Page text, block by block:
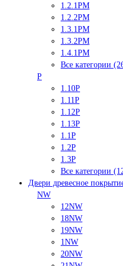
1.2.1PM
1.2.2PM
1.3.1PM
1.3.2PM
1.4.1PM
Все категории
P
1.10P
1.11P
1.12P
1.13P
1.1P
1.2P
1.3P
Все категории
Двери древесное
NW
12NW
18NW
19NW
1NW
20NW